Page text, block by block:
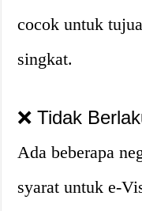
cocok untuk
singkat.
❌ Tidak
Ada beberapa
syarat untuk e-